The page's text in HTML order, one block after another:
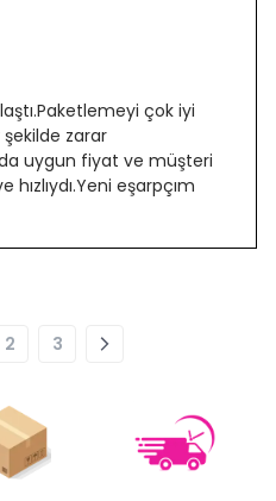
çok iyi
zarar
uygun fiyat ve müşteri
eşarpçım
2 3